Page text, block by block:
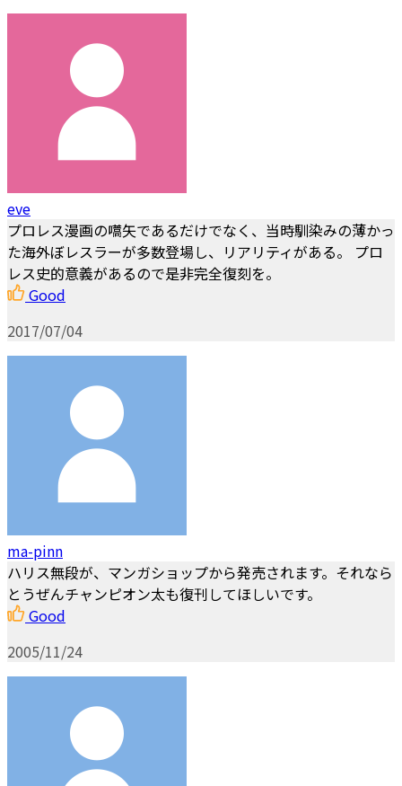
eve
プロレス漫画の嚆矢であるだけでなく、当時馴染みの薄かっ
た海外ぼレスラーが多数登場し、リアリティがある。 プロ
レス史的意義があるので是非完全復刻を。
Good
2017/07/04
ma-pinn
ハリス無段が、マンガショップから発売されます。それなら
とうぜんチャンピオン太も復刊してほしいです。
Good
2005/11/24